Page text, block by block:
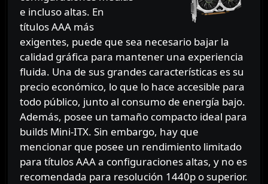
e incluso altas. En
títulos AAA más
exigentes, puede que sea necesario bajar la
calidad gráfica para mantener una experiencia
fluida. Una de sus grandes características es su
precio económico, lo que lo hace accesible para
todo público, junto al consumo de energía bajo.
Además, posee un tamaño compacto ideal para
builds Mini-ITX. Sin embargo, hay que
mencionar que posee un rendimiento limitado
para títulos AAA a configuraciones altas, y no es
recomendada para resolución 1440p o superior.